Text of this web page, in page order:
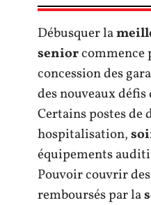
Débusquer la
seniorcommence
concession des
des nouveaux défis
Certains postes de
hospitalisation,
équipements
Pouvoir couvrir
remboursés par la